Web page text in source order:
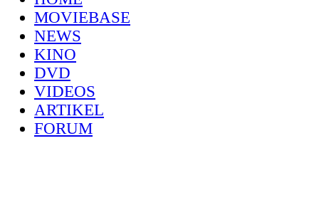
MOVIEBASE
NEWS
KINO
DVD
VIDEOS
ARTIKEL
FORUM